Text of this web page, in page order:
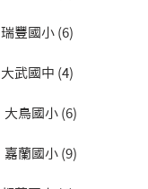
瑞豐國小 (6)
大武國中 (4)
大鳥國小 (6)
嘉蘭國小 (9)